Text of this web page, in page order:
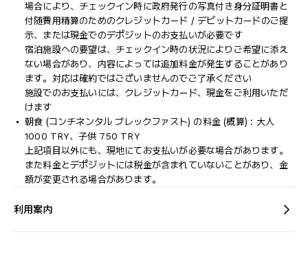
場合により、チェックイン時に政府発行の写真付き身分証明書と
付随費用精算のためのクレジットカード / デビットカードのご提
示、または現金でのデポジットのお支払いが必要です
宿泊施設への要望は、チェックイン時の状況によりご希望に添え
ない場合があり、内容によっては追加料金が発生することがあり
ます。対応は確約ではございませんのでご了承ください
施設でのお支払いには、クレジットカード、現金をご利用いただ
けます
朝食 (コンチネンタル ブレックファスト) の料金 (概算) : 大人
1000 TRY、子供 750 TRY
上記項目以外にも、現地にてお支払いが必要な場合があります。
また料金とデポジットには税金が含まれていないことがあり、金
額が変更される場合があります。
利用案内